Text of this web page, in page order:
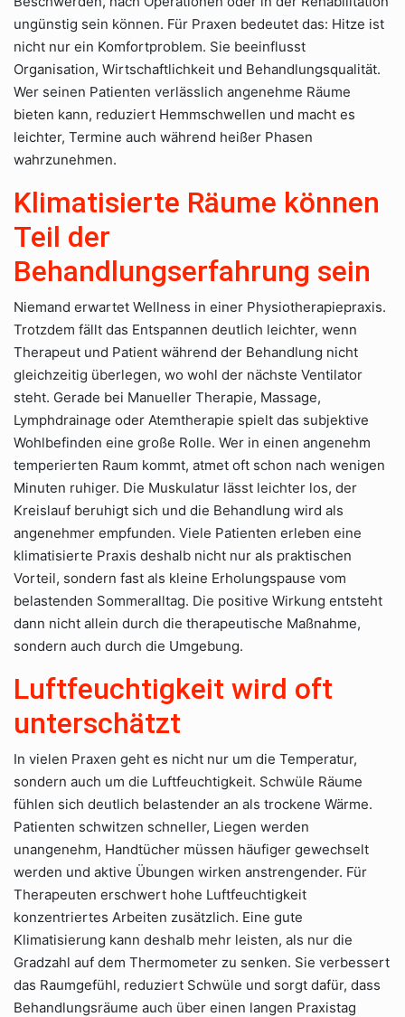
ungünstig sein können. Für Praxen bedeutet das: Hitze ist
nicht nur ein Komfortproblem. Sie beeinflusst
Organisation, Wirtschaftlichkeit und Behandlungsqualität.
Wer seinen Patienten verlässlich angenehme Räume
bieten kann, reduziert Hemmschwellen und macht es
leichter, Termine auch während heißer Phasen
wahrzunehmen.
Klimatisierte Räume können
Teil der
Behandlungserfahrung sein
Niemand erwartet Wellness in einer Physiotherapiepraxis.
Trotzdem fällt das Entspannen deutlich leichter, wenn
Therapeut und Patient während der Behandlung nicht
gleichzeitig überlegen, wo wohl der nächste Ventilator
steht. Gerade bei Manueller Therapie, Massage,
Lymphdrainage oder Atemtherapie spielt das subjektive
Wohlbefinden eine große Rolle. Wer in einen angenehm
temperierten Raum kommt, atmet oft schon nach wenigen
Minuten ruhiger. Die Muskulatur lässt leichter los, der
Kreislauf beruhigt sich und die Behandlung wird als
angenehmer empfunden. Viele Patienten erleben eine
klimatisierte Praxis deshalb nicht nur als praktischen
Vorteil, sondern fast als kleine Erholungspause vom
belastenden Sommeralltag. Die positive Wirkung entsteht
dann nicht allein durch die therapeutische Maßnahme,
sondern auch durch die Umgebung.
Luftfeuchtigkeit wird oft
unterschätzt
In vielen Praxen geht es nicht nur um die Temperatur,
sondern auch um die Luftfeuchtigkeit. Schwüle Räume
fühlen sich deutlich belastender an als trockene Wärme.
Patienten schwitzen schneller, Liegen werden
unangenehm, Handtücher müssen häufiger gewechselt
werden und aktive Übungen wirken anstrengender. Für
Therapeuten erschwert hohe Luftfeuchtigkeit
konzentriertes Arbeiten zusätzlich. Eine gute
Klimatisierung kann deshalb mehr leisten, als nur die
Gradzahl auf dem Thermometer zu senken. Sie verbessert
das Raumgefühl, reduziert Schwüle und sorgt dafür, dass
Behandlungsräume auch über einen langen Praxistag